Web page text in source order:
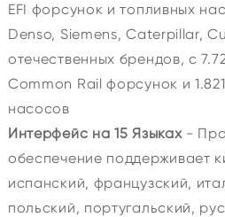
EFI форсунок и топливных
Denso, Siemens, Caterpillar,
отечественных брендов, с
Common Rail форсунок и
насосов
Интерфейс на 15 Языках-
обеспечение поддерживает
испанский, французский,
польский, португальский,